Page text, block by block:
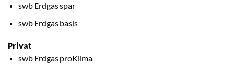
swb Erdgas spar
swb Erdgas basis
Privat
swb Erdgas proKlima